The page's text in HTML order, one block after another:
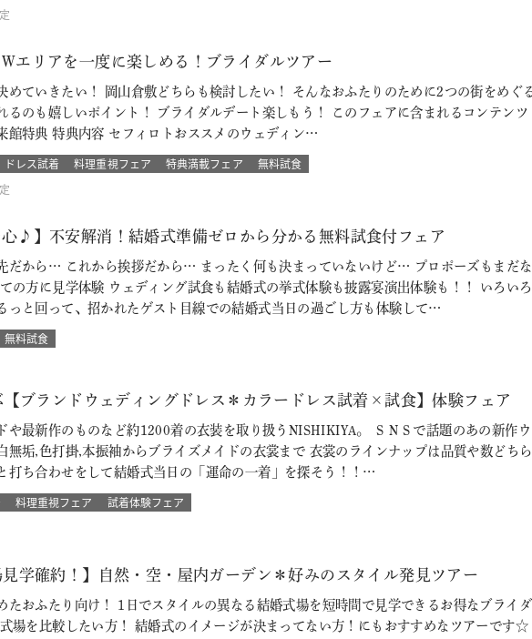
エリアを一度に楽しめる！ブライダルツアー
めていきたい！ 岡山倉敷どちらも検討したい！ そんなおふたりのために2つの街をめ
るのも嬉しいポイント！ ブライダルデート楽しもう！ このフェアに含まれるコンテン
館特典 特典内容 セフィロトおススメのウェディン…
ドレス試着 料理重視フェア 特典満載フェア
無料試食
心♪】不安解消！結婚式準備ゼロから分かる無料試食付フェア
だから… これから挨拶だから… まったく何も決まっていないけど… プロポーズもまだ
の方に見学体験 ウェディング試食も結婚式の挙式体験も披露宴演出体験も！！ いろい
っと回って、招かれたゲスト目線での結婚式当日の過ごし方も体験して…
無料試食
【ブランドウェディングドレス＊カラードレス試着×試食】体験フェア
や最新作のものなど約1200着の衣装を取り扱うNISHIKIYA。 ＳＮＳで話題のあの新作
無垢,色打掛,本振袖からブライズメイドの衣裳まで 衣裳のラインナップは品質や数どち
打ち合わせをして結婚式当日の「運命の一着」を探そう！！…
料理重視フェア
試着体験フェア
見学確約！】自然・空・屋内ガーデン＊好みのスタイル発見ツアー
たおふたり向け！ 1日でスタイルの異なる結婚式場を短時間で見学できるお得なブライ
場を比較したい方！ 結婚式のイメージが決まってない方！にもおすすめなツアーです